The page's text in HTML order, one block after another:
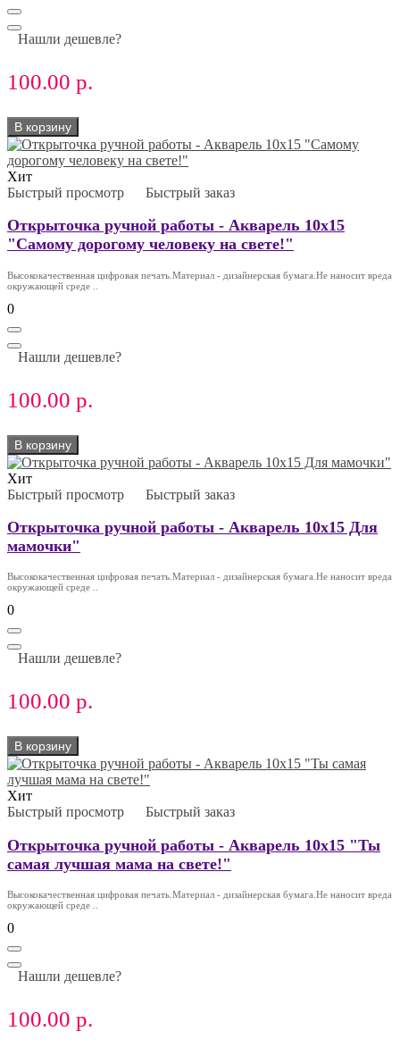
Нашли дешевле?
100.00 р.
В корзину
Хит
Быстрый просмотр
Быстрый заказ
Открыточка ручной работы - Акварель 10х15
"Самому дорогому человеку на свете!"
Высококачественная цифровая печать.Материал - дизайнерская бумага.Не наносит вреда
окружающей среде ..
0
Нашли дешевле?
100.00 р.
В корзину
Хит
Быстрый просмотр
Быстрый заказ
Открыточка ручной работы - Акварель 10х15 Для
мамочки"
Высококачественная цифровая печать.Материал - дизайнерская бумага.Не наносит вреда
окружающей среде ..
0
Нашли дешевле?
100.00 р.
В корзину
Хит
Быстрый просмотр
Быстрый заказ
Открыточка ручной работы - Акварель 10х15 "Ты
самая лучшая мама на свете!"
Высококачественная цифровая печать.Материал - дизайнерская бумага.Не наносит вреда
окружающей среде ..
0
Нашли дешевле?
100.00 р.